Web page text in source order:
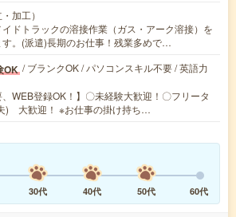
加工）
ドトラックの溶接作業（ガス・アーク溶接）を
す。(派遣)長期のお仕事！残業多めで…
OK / ブランクOK / パソコンスキル不要 / 英語力
、WEB登録OK！】〇未経験大歓迎！〇フリータ
) 大歓迎！ ※お仕事の掛け持ち…
30代 40代 50代 60代